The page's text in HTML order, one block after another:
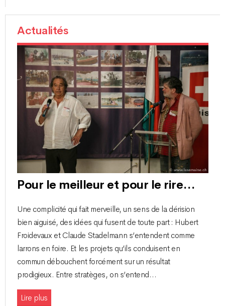
Actualités
Pour le meilleur et pour le rire…
Une complicité qui fait merveille, un sens de la dérision
bien aiguisé, des idées qui fusent de toute part : Hubert
Froidevaux et Claude Stadelmann s’entendent comme
larrons en foire. Et les projets qu’ils conduisent en
commun débouchent forcément sur un résultat
prodigieux. Entre stratèges, on s’entend…
Lire plus